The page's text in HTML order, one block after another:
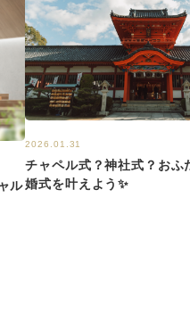
ル
2026.01.31
チャペル式？神社式？おふ
婚式を叶えよう✨